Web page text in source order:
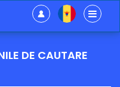
DE CAUTARE